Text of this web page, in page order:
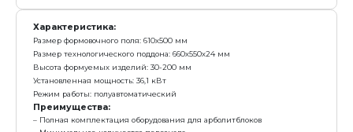
9. Конвейер ленточный КЛ-300-3,5
Характеристика:
Размер формовочного поля: 610х500 мм
Размер технологического поддона: 660х550х24 мм
Высота формуемых изделий: 30-200 мм